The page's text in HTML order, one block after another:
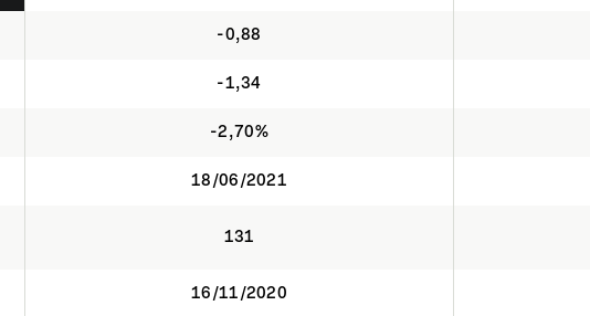
-0,88
-1,34
-2,70%
18/06/2021
131
16/11/2020